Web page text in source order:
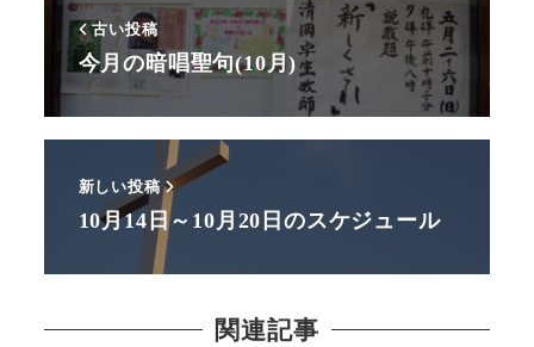
古い投稿
今月の暗唱聖句(10月)
新しい投稿
10月14日～10月20日のスケジュール
関連記事